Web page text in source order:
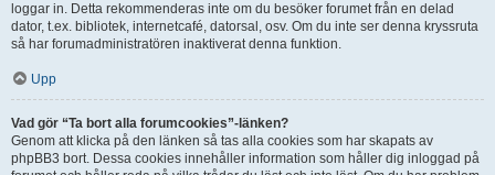
loggar in. Detta rekommenderas inte om du besöker forumet från en delad
dator, t.ex. bibliotek, internetcafé, datorsal, osv. Om du inte ser denna kryssruta
så har forumadministratören inaktiverat denna funktion.
Upp
Vad gör “Ta bort alla forumcookies”-länken?
Genom att klicka på den länken så tas alla cookies som har skapats av
phpBB3 bort. Dessa cookies innehåller information som håller dig inloggad på